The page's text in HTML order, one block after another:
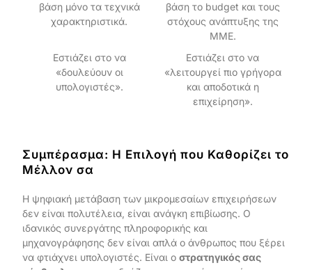
βάση μόνο τα τεχνικά
χαρακτηριστικά.
βάση το budget και τους
στόχους ανάπτυξης της
ΜΜΕ.
Εστιάζει στο να
«δουλεύουν οι
υπολογιστές».
Εστιάζει στο να
«λειτουργεί πιο γρήγορα
και αποδοτικά η
επιχείρηση».
Συμπέρασμα: Η Επιλογή που Καθορίζει το
Μέλλον σα
Η ψηφιακή μετάβαση των μικρομεσαίων επιχειρήσεων
δεν είναι πολυτέλεια, είναι ανάγκη επιβίωσης. Ο
ιδανικός συνεργάτης πληροφορικής και
μηχανογράφησης δεν είναι απλά ο άνθρωπος που ξέρει
να φτιάχνει υπολογιστές. Είναι οστρατηγικός σας